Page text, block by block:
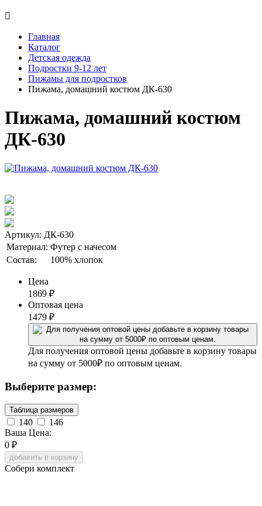

Главная
Каталог
Детская одежда
Подростки 9-12 лет
Пижамы для подростков
Пижама, домашний костюм ДК-630
Пижама, домашний костюм
ДК-630
Артикул: ДК-630
Материал: Футер с начесом
Состав:
100% хлопок
Цена
1869 ₽
Оптовая цена
1479 ₽
Для получения оптовой цены добавьте в корзину товары
на сумму от 5000₽ по оптовым ценам.
Выберите размер:
Таблица размеров
140
146
Ваша Цена:
0 ₽
добавить в корзину
Собери комплект